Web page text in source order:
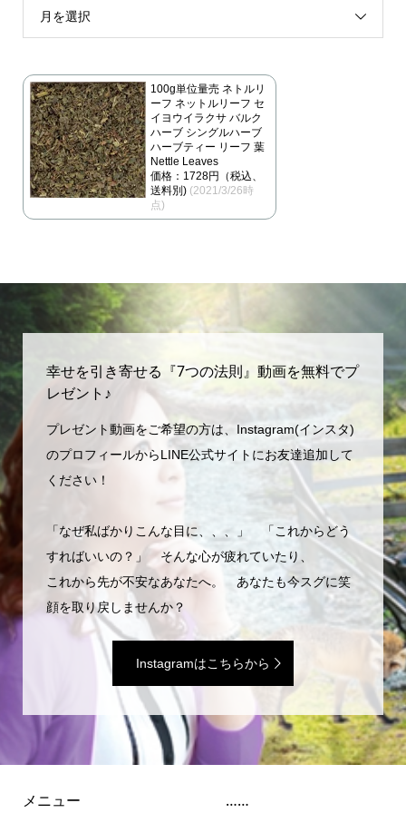
月を選択
100g単位量売 ネトルリ
ーフ ネットルリーフ セ
イヨウイラクサ バルク
ハーブ シングルハーブ
ハーブティー リーフ 葉
Nettle Leaves
価格：1728円（税込、
送料別) (2021/3/26時
点)
幸せを引き寄せる『7つの法則』動画を無料でプ
レゼント♪
プレゼント動画をご希望の方は、Instagram(インスタ)
のプロフィールからLINE公式サイトにお友達追加して
ください！
「なぜ私ばかりこんな目に、、、」 「これからどう
すればいいの？」 そんな心が疲れていたり、
これから先が不安なあなたへ。 あなたも今スグに笑
顔を取り戻しませんか？
Instagramはこちらから
メニュー ……